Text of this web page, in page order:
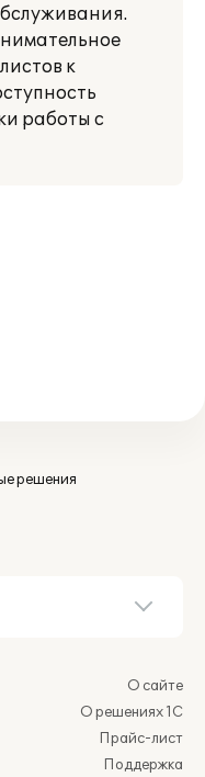
к
работы с
решения
О сайте
О решениях 1С
Прайс-лист
Поддержка